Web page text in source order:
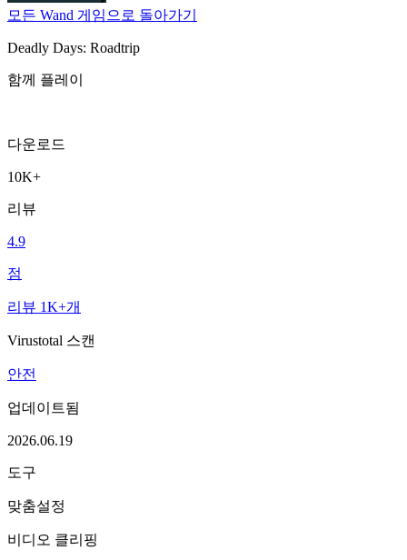
모든 Wand 게임으로 돌아가기
Deadly Days: Roadtrip
함께 플레이
다운로드
10K+
리뷰
4.9
점
리뷰 1K+개
Virustotal 스캔
안전
업데이트됨
2026.06.19
도구
맞춤설정
비디오 클리핑